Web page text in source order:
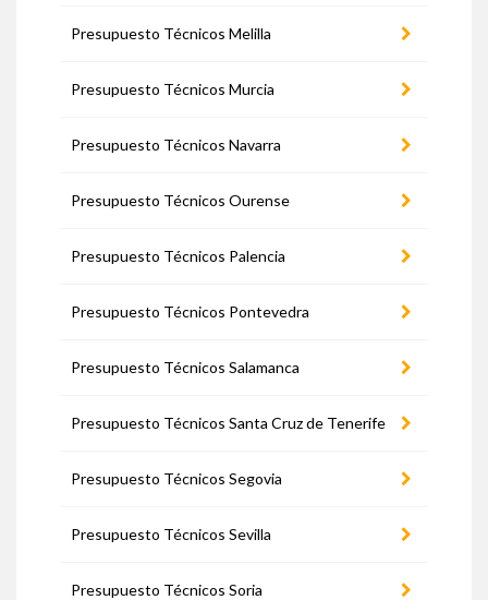
Presupuesto Técnicos Melilla
Presupuesto Técnicos Murcia
Presupuesto Técnicos Navarra
Presupuesto Técnicos Ourense
Presupuesto Técnicos Palencia
Presupuesto Técnicos Pontevedra
Presupuesto Técnicos Salamanca
Presupuesto Técnicos Santa Cruz de Tenerife
Presupuesto Técnicos Segovia
Presupuesto Técnicos Sevilla
Presupuesto Técnicos Soria